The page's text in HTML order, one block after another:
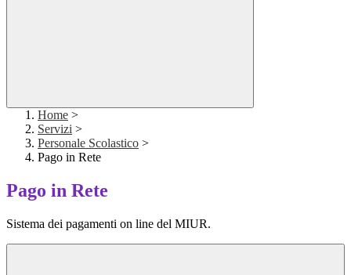
Home >
Servizi >
Personale Scolastico >
Pago in Rete
Pago in Rete
Sistema dei pagamenti on line del MIUR.